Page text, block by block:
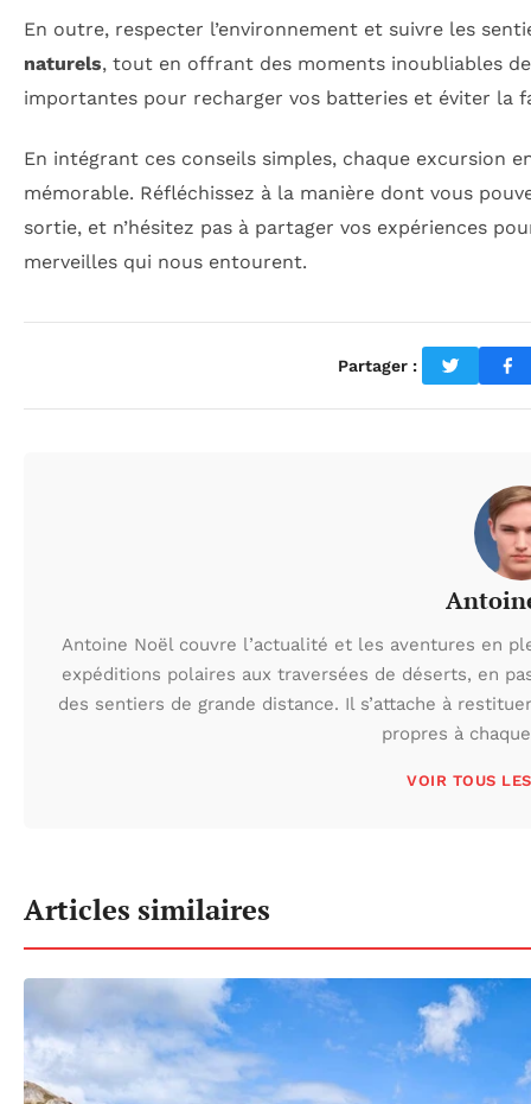
En outre, respecter l’environnement et suivre les
naturels, tout en offrant des moments inoubliables
importantes pour recharger vos batteries et éviter la
En intégrant ces conseils simples, chaque excursion
mémorable. Réfléchissez à la manière dont vous
sortie, et n’hésitez pas à partager vos expériences
merveilles qui nous entourent.
Partager :
Antoine Noël couvre l’actualité et les aventures en
expéditions polaires aux traversées de déserts, en
des sentiers de grande distance. Il s’attache à
propres à
VOIR TOUS
Articles similaires